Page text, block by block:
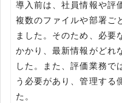
導入前は、社員情報や評
複数のファイルや部署ご
ました。そのため、必要
かかり、最新情報がどれ
した。また、評価業務で
う必要があり、管理する
た。